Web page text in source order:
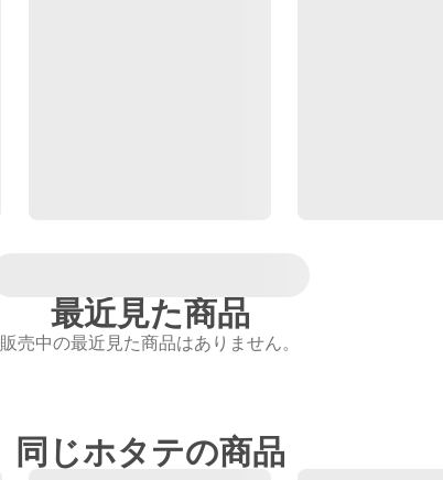
最近見た商品
販売中の最近見た商品はありません。
同じホタテの商品